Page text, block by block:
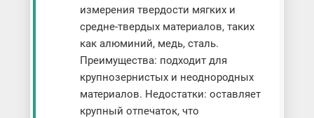
измерения твердости мягких и
средне-твердых материалов, таких
как алюминий, медь, сталь.
Преимущества: подходит для
крупнозернистых и неоднородных
материалов. Недостатки: оставляет
крупный отпечаток, что